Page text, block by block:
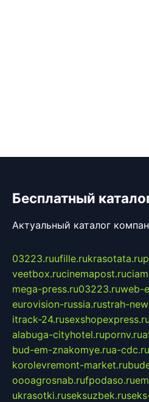
Бесплатный
Актуальный каталог
03223.ruufille.rukrasotata.ru
veetbox.rucinemapost.ru
mega-press.ru03223.ruweb-
eurovision-russia.rustrah-
itrack-24.rusexshopexpress.ru
alabuga-cityhotel.rupornv.ru
bud-em-znakomye.rua-cdc.ru
korolevremont-market.ru
oooagrosnab.rufpodaso.ru
ukrasotki.ruseksuzbek.ru